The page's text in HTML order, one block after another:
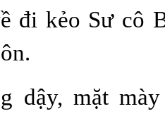
đi kẻo Sư cô
dậy, mặt